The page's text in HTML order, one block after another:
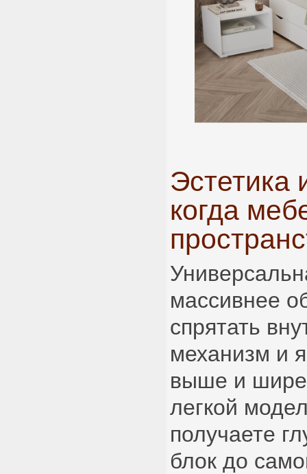
Эстетика
когда
массивнее
спрятать
механизм и
выше и
легкой
получаете
блок до